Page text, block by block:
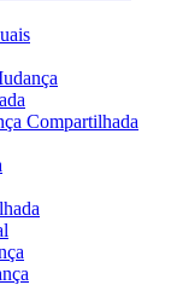
Compartilhada